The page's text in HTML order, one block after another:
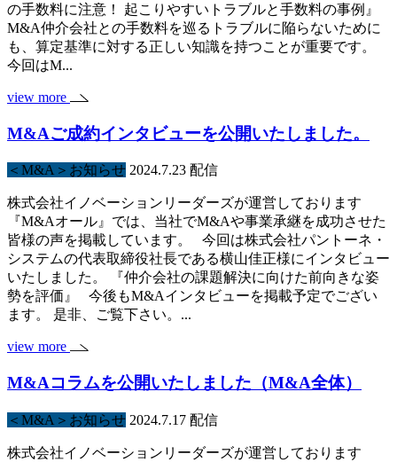
の手数料に注意！ 起こりやすいトラブルと手数料の事例』
M&A仲介会社との手数料を巡るトラブルに陥らないために
も、算定基準に対する正しい知識を持つことが重要です。
今回はM...
view more
M&Aご成約インタビューを公開いたしました。
＜M&A＞お知らせ 2024.7.23 配信
株式会社イノベーションリーダーズが運営しております
『M&Aオール』では、当社でM&Aや事業承継を成功させた
皆様の声を掲載しています。 今回は株式会社パントーネ・
システムの代表取締役社長である横山佳正様にインタビュー
いたしました。 『仲介会社の課題解決に向けた前向きな姿
勢を評価』 今後もM&Aインタビューを掲載予定でござい
ます。 是非、ご覧下さい。...
view more
M&Aコラムを公開いたしました（M&A全体）
＜M&A＞お知らせ 2024.7.17 配信
株式会社イノベーションリーダーズが運営しております